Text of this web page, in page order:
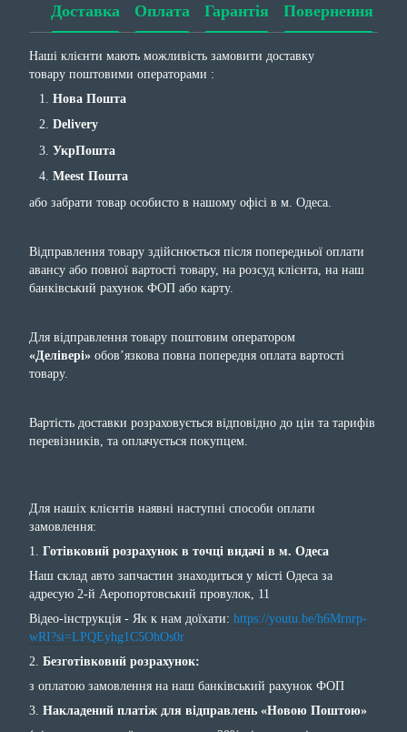
Доставка Оплата Гарантія Повернення
Наші клієнти мають можливість замовити доставку
товару поштовими операторами :
Нова Пошта
Delivery
УкрПошта
Meest Пошта
або забрати товар особисто в нашому офісі в м. Одеса.
Відправлення товару здійснюється після попередньої оплати
авансу або повної вартості товару, на розсуд клієнта, на наш
банківський рахунок ФОП або карту.
Для відправлення товару поштовим оператором
«Делівері» обов’язкова повна попередня оплата вартості
товару.
Вартість доставки розраховується відповідно до цін та тарифів
перевізників, та оплачується покупцем.
Для нашіх клієнтів наявні наступні способи оплати
замовлення:
1. Готівковий розрахунок в точці видачі в м. Одеса
Наш склад авто запчастин знаходиться у місті Одеса за
адресую 2-й Аеропортовський провулок, 11
Відео-інструкція - Як к нам доїхати: https://youtu.be/h6Mrnrp-
wRI?si=LPQEyhg1C5OhOs0r
2. Безготівковий розрахунок:
з оплатою замовлення на наш банківський рахунок ФОП
3. Накладений платіж для відправлень «Новою Поштою»